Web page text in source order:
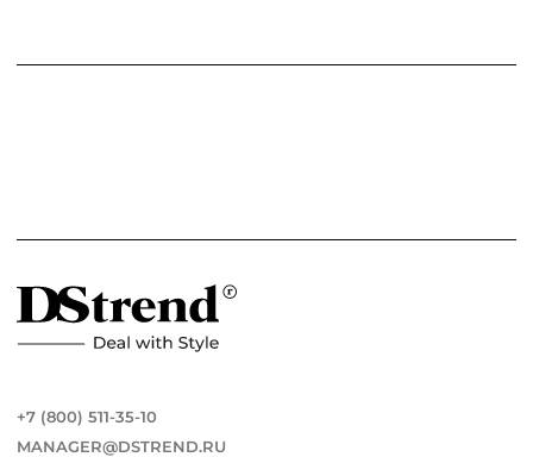
+7 (800) 511-35-10
MANAGER@DSTREND.RU